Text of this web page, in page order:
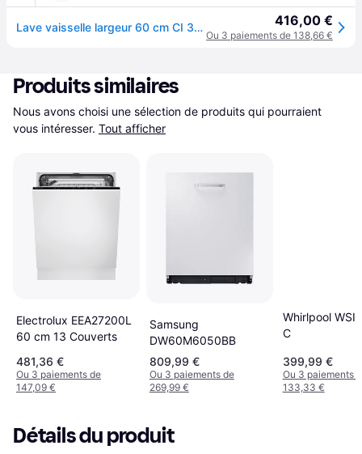
Lave vaisselle largeur 60 cm CI 3E53E0W blanc 416,00 €
Ou 3 paiements de 138,66 €
Produits similaires
Nous avons choisi une sélection de produits qui pourraient
vous intéresser. Tout afficher
Electrolux EEA27200L
60 cm 13 Couverts
481,36 €
Ou 3 paiements de
147,09 €
Samsung
DW60M6050BB
809,99 €
Ou 3 paiements de
269,99 €
Whirlpool
C
399,99 €
Ou 3 paiements
133,33 €
Détails du produit